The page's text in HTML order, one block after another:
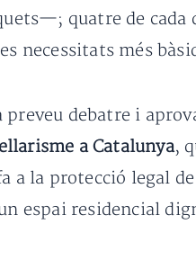
quatre de
necessitats més
debatre i
a Catalunya,
a la protecció legal
espai residencial